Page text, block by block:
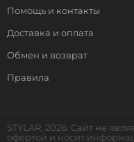
Помощь и контакты
Доставка и оплата
Обмен и возврат
Правила
STYLAR, 2026. Сайт не
офертой и носит